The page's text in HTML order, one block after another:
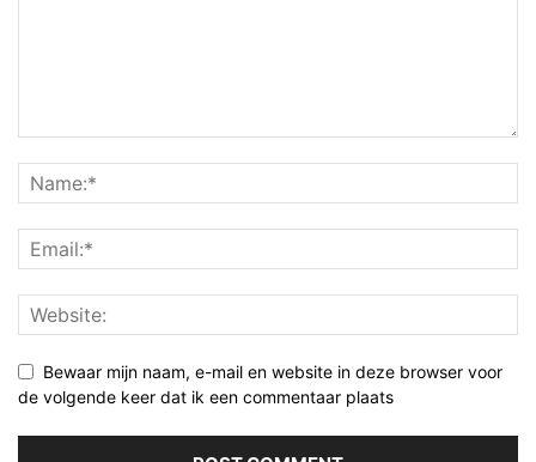
Bewaar mijn naam, e-mail en website in deze browser voor
de volgende keer dat ik een commentaar plaats